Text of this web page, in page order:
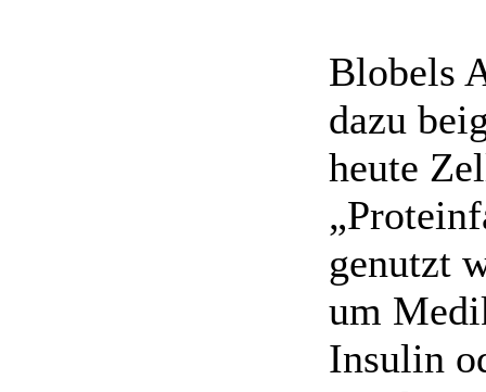
Blobels
dazu
heute
genutzt
um
Insulin